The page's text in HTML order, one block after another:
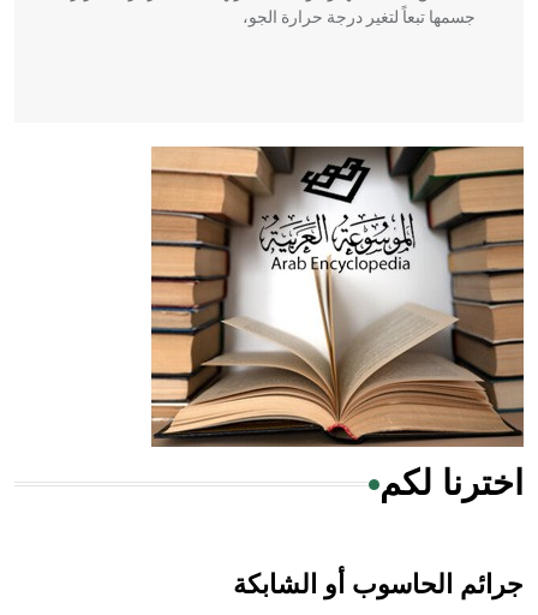
جسمها تبعاً لتغير درجة حرارة الجو،
- هل تعلم أن أبقراط كتب في الطب أربعة مؤلفات هي:
الحكم، الأدلة، تنظيم التغذية، ورسالته في جروح الرأس. ويعود
له الفضل بأنه حرر الطب من الدين والفلسفة.
- هل تعلم أن المرجان إفراز حيواني يتكون في البحر ويتركب
من مادة كربونات الكلسيوم، وهو أحمر أو شديد الحمرة وهو
أجود أنواعه، ويمتاز بكبر الحجم ويسمى الش
هل تعلم أن الأبسيد كلمة فرنسية اللفظ تم اعتمادها مصطلحاً
اخترنا لكم
جرائم الحاسوب أو الشابكة